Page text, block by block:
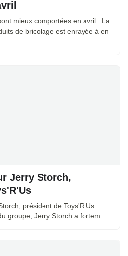
mieux comportées en avril La
de bricolage est enrayée à en
Jerry Storch,
président de Toys'R'Us
groupe, Jerry Storch a fortem…